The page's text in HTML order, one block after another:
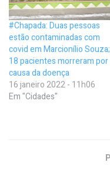
#Chapada: Duas pessoas
estão contaminadas com
covid em Marcionílio Souza;
18 pacientes morreram por
causa da doença
16 janeiro 2022 - 11h06
Em "Cidades"